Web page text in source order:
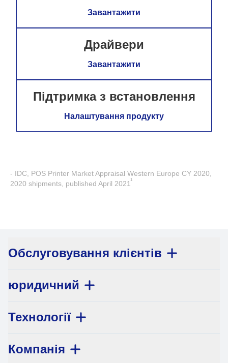
Завантажити
Драйвери
Завантажити
Підтримка з встановлення
Налаштування продукту
- IDC, POS Printer Market Appraisal Western Europe CY 2020,
2020 shipments, published April 2021 1
Обслуговування клієнтів
юридичний
Технології
Компанія